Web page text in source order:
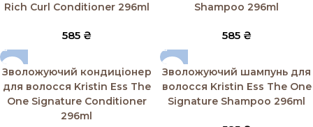
Rich Curl Conditioner 296ml
585 ₴
Shampoo 296ml
585 ₴
Зволожуючий кондиціонер
для волосся Kristin Ess The
One Signature Conditioner
296ml
Зволожуючий шампунь для
волосся Kristin Ess The One
Signature Shampoo 296ml